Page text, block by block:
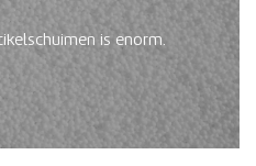
is enorm.